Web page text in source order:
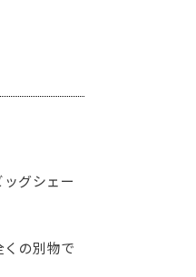
グシェー
の別物で